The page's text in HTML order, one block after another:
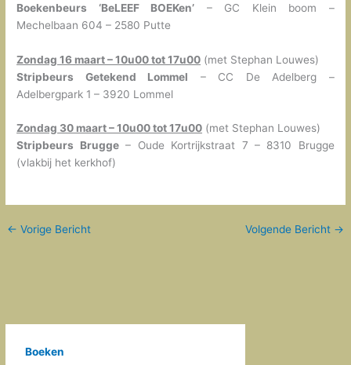
Boeken
Boekenbeurs ‘BeLEEF BOEKen’ – GC Klein boom –
Mechelbaan 604 – 2580 Putte
Zondag 16 maart – 10u00 tot 17u00 (met Stephan Louwes)
Stripbeurs Getekend Lommel – CC De Adelberg –
Adelbergpark 1 – 3920 Lommel
Zondag 30 maart – 10u00 tot 17u00 (met Stephan Louwes)
Stripbeurs Brugge– Oude Kortrijkstraat 7 – 8310 Brugge
(vlakbij het kerkhof)
← Vorige Bericht Volgende Bericht →